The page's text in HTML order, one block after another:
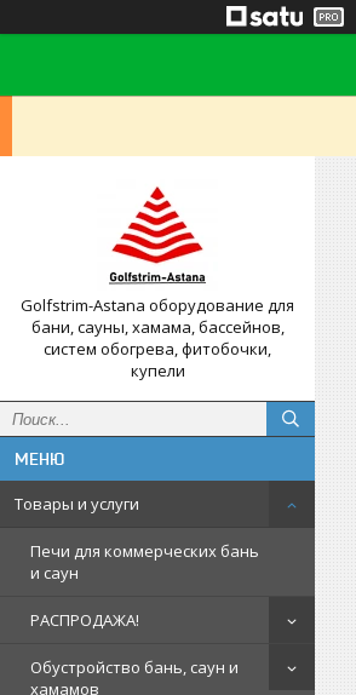
Golfstrim-Astana оборудование для
бани, сауны, хамама, бассейнов,
систем обогрева, фитобочки,
купели
Товары и услуги
Печи для коммерческих бань
и саун
РАСПРОДАЖА!
Обустройство бань, саун и
хамамов